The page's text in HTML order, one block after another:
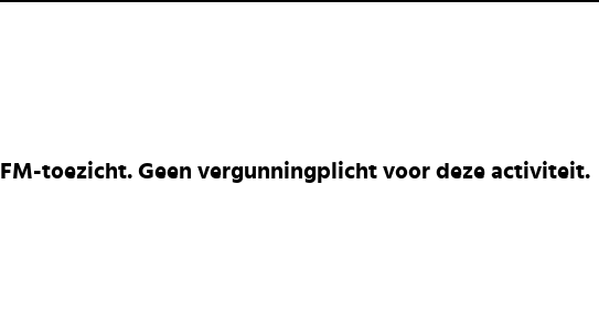
toezicht. Geen vergunningplicht voor deze activiteit.